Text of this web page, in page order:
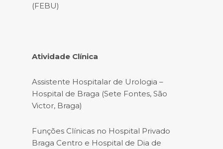
(FEBU)
Atividade Clínica
Assistente Hospitalar de Urologia –
Hospital de Braga (Sete Fontes, São
Victor, Braga)
Funções Clínicas no Hospital Privado
Braga Centro e Hospital de Dia de